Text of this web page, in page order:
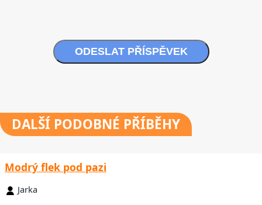
ODESLAT PŘÍSPĚVEK
DALŠÍ PODOBNÉ PŘÍBĚHY
Modrý flek pod pazi
Jarka